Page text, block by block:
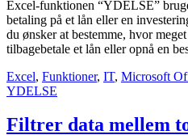
Excel-funktionen “YDELSE”
betaling på et lån eller en
du ønsker at bestemme, hvor
tilbagebetale et lån eller opnå en
Excel, Funktioner, IT, Microsoft
YDELSE
Filtrer data mellem